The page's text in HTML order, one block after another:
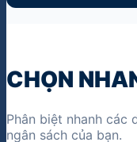
CHỌN
Phân biệt nhanh các
ngân sách của bạn.